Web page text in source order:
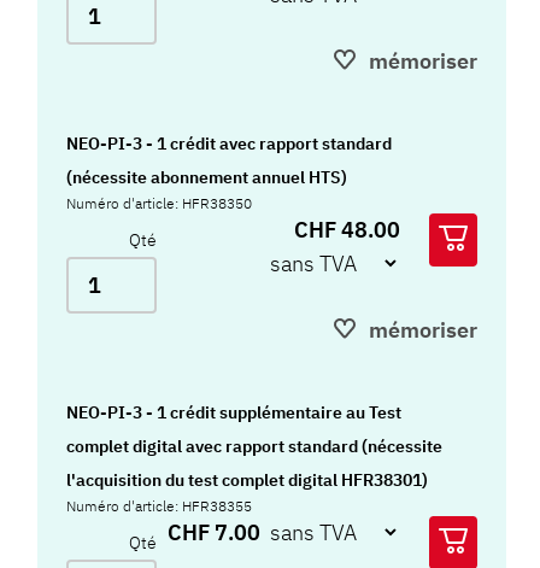
mémoriser
NEO-PI-3 - 1 crédit avec rapport standard
(nécessite abonnement annuel HTS)
Numéro d'article: HFR38350
Qté CHF 48.00
mémoriser
NEO-PI-3 - 1 crédit supplémentaire au Test
complet digital avec rapport standard (nécessite
l'acquisition du test complet digital HFR38301)
Numéro d'article: HFR38355
Qté CHF 7.00